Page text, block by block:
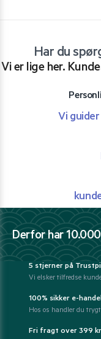
Har du
Vi er lige her.
Vi
Derfor har
5 stjerner på
Vi elsker tilfredse
100% sikker e-
Hos os handler du
Fri fragt over 399